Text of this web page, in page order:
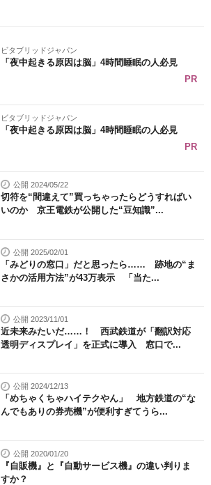
ビタブリッドジャパン
「夜中起きる原因は脳」4時間睡眠の人必見
PR
ビタブリッドジャパン
「夜中起きる原因は脳」4時間睡眠の人必見
PR
公開 2024/05/22
切符を“間違えて”買っちゃったらどうすればい
いのか 京王電鉄が公開した“豆知識”...
公開 2025/02/01
「みどりの窓口」だと思ったら…… 跡地の“ま
さかの活用方法”が43万表示 「当た...
公開 2023/11/01
近未来みたいだ……！ 西武鉄道が「翻訳対応
透明ディスプレイ」を正式に導入 窓口で...
公開 2024/12/13
「めちゃくちゃハイテクやん」 地方鉄道の“な
んでもありの券売機”が便利すぎてうら...
公開 2020/01/20
『自販機』と『自動サービス機』の違い判りま
すか？